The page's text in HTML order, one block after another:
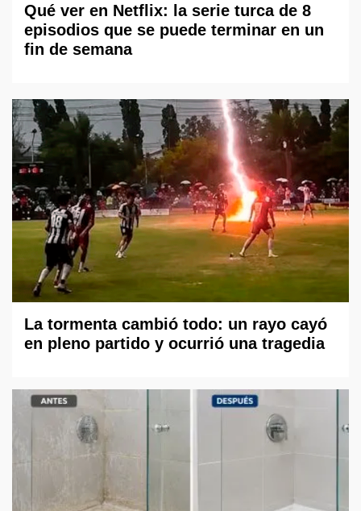
Qué ver en Netflix: la serie turca de 8
episodios que se puede terminar en un
fin de semana
La tormenta cambió todo: un rayo cayó
en pleno partido y ocurrió una tragedia